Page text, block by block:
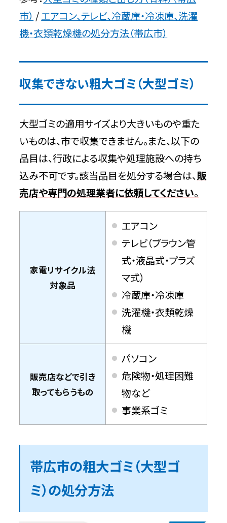
市） /エアコン、テレビ、冷蔵庫・冷凍庫、洗濯
機・衣類乾燥機の処分方法（帯広市）
収集できない粗大ゴミ（大型ゴミ）
大型ゴミの適用サイズより大きいものや重た
いものは、市で収集できません。また、以下の
品目は、行政による収集や処理施設への持ち
込み不可です。該当品目を処分する場合は、販
売店や専門の処理業者に依頼してください。
家電リサイクル法
対象品
エアコン
テレビ（ブラウン管
式・液晶式・プラズ
マ式）
冷蔵庫・冷凍庫
洗濯機・衣類乾燥
機
販売店などで引き
取ってもらうもの
パソコン
危険物・処理困難
物など
事業系ゴミ
帯広市の粗大ゴミ（大型ゴ
ミ）の処分方法